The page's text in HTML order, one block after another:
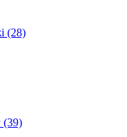
(28)
(39)